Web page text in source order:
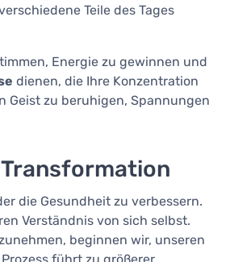
Teile des Tages
Energie zu gewinnen und
dienen, die Ihre Konzentration
Geist zu beruhigen, Spannungen
die Gesundheit zu verbessern.
Verständnis von sich selbst.
beginnen wir, unseren